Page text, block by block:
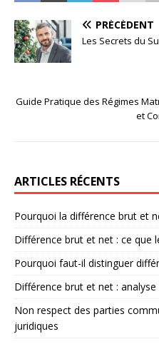
PRÉCÉDENT
Les Secrets du
Guide Pratique des Régimes
et
ARTICLES RÉCENTS
Pourquoi la différence brut et
Différence brut et net : ce que
Pourquoi faut-il distinguer
Différence brut et net :
Non respect des parties
juridiques